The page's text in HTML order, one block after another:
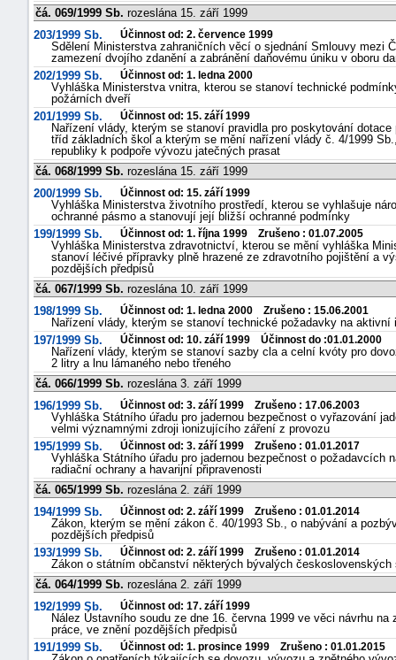
čá. 069/1999 Sb. rozeslána 15. září 1999
203/1999 Sb.
Účinnost od: 2. července 1999
Sdělení Ministerstva zahraničních věcí o sjednání Smlouvy mezi
zamezení dvojího zdanění a zabránění daňovému úniku v oboru
202/1999 Sb.
Účinnost od: 1. ledna 2000
Vyhláška Ministerstva vnitra, kterou se stanoví technické
požárních dveří
201/1999 Sb.
Účinnost od: 15. září 1999
Nařízení vlády, kterým se stanoví pravidla pro poskytování
tříd základních škol a kterým se mění nařízení vlády č. 4/1999
republiky k podpoře vývozu jatečných prasat
čá. 068/1999 Sb. rozeslána 15. září 1999
200/1999 Sb.
Účinnost od: 15. září 1999
Vyhláška Ministerstva životního prostředí, kterou se vyhlašuje
ochranné pásmo a stanovují její bližší ochranné podmínky
199/1999 Sb.
Účinnost od: 1. října 1999 Zrušeno : 01.07.2005
Vyhláška Ministerstva zdravotnictví, kterou se mění vyhláška
stanoví léčivé přípravky plně hrazené ze zdravotního pojištění a
pozdějších předpisů
čá. 067/1999 Sb. rozeslána 10. září 1999
198/1999 Sb.
Účinnost od: 1. ledna 2000 Zrušeno : 15.06.2001
Nařízení vlády, kterým se stanoví technické požadavky na
197/1999 Sb.
Účinnost od: 10. září 1999 Účinnost do :01.01.2000
Nařízení vlády, kterým se stanoví sazby cla a celní kvóty pro
2 litry a lnu lámaného nebo třeného
čá. 066/1999 Sb. rozeslána 3. září 1999
196/1999 Sb.
Účinnost od: 3. září 1999 Zrušeno : 17.06.2003
Vyhláška Státního úřadu pro jadernou bezpečnost o vyřazování
velmi významnými zdroji ionizujícího záření z provozu
195/1999 Sb.
Účinnost od: 3. září 1999 Zrušeno : 01.01.2017
Vyhláška Státního úřadu pro jadernou bezpečnost o požadavcích
radiační ochrany a havarijní připravenosti
čá. 065/1999 Sb. rozeslána 2. září 1999
194/1999 Sb.
Účinnost od: 2. září 1999 Zrušeno : 01.01.2014
Zákon, kterým se mění zákon č. 40/1993 Sb., o nabývání a
pozdějších předpisů
193/1999 Sb.
Účinnost od: 2. září 1999 Zrušeno : 01.01.2014
Zákon o státním občanství některých bývalých československých
čá. 064/1999 Sb. rozeslána 2. září 1999
192/1999 Sb.
Účinnost od: 17. září 1999
Nález Ústavního soudu ze dne 16. června 1999 ve věci návrhu
práce, ve znění pozdějších předpisů
191/1999 Sb.
Účinnost od: 1. prosince 1999 Zrušeno : 01.01.2015